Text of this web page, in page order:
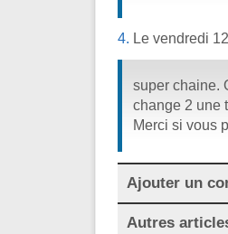
4. Le vendredi
super chaine.
change 2 une
Merci si vous
Ajouter un
Autres